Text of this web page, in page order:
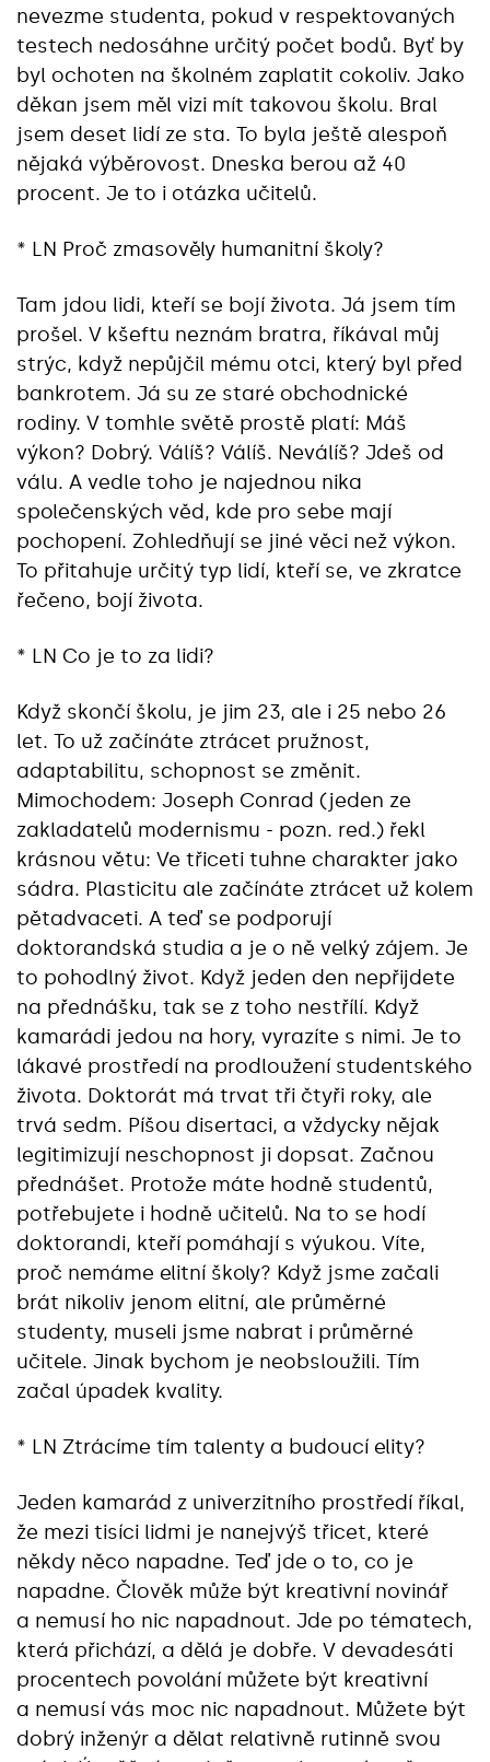
nevezme studenta, pokud v respektovaných
testech nedosáhne určitý počet bodů. Byť by
byl ochoten na školném zaplatit cokoliv. Jako
děkan jsem měl vizi mít takovou školu. Bral
jsem deset lidí ze sta. To byla ještě alespoň
nějaká výběrovost. Dneska berou až 40
procent. Je to i otázka učitelů.
* LN Proč zmasověly humanitní školy?
Tam jdou lidi, kteří se bojí života. Já jsem tím
prošel. V kšeftu neznám bratra, říkával můj
strýc, když nepůjčil mému otci, který byl před
bankrotem. Já su ze staré obchodnické
rodiny. V tomhle světě prostě platí: Máš
výkon? Dobrý. Válíš? Válíš. Neválíš? Jdeš od
válu. A vedle toho je najednou nika
společenských věd, kde pro sebe mají
pochopení. Zohledňují se jiné věci než výkon.
To přitahuje určitý typ lidí, kteří se, ve zkratce
řečeno, bojí života.
* LN Co je to za lidi?
Když skončí školu, je jim 23, ale i 25 nebo 26
let. To už začínáte ztrácet pružnost,
adaptabilitu, schopnost se změnit.
Mimochodem: Joseph Conrad (jeden ze
zakladatelů modernismu - pozn. red.) řekl
krásnou větu: Ve třiceti tuhne charakter jako
sádra. Plasticitu ale začínáte ztrácet už kolem
pětadvaceti. A teď se podporují
doktorandská studia a je o ně velký zájem. Je
to pohodlný život. Když jeden den nepřijdete
na přednášku, tak se z toho nestřílí. Když
kamarádi jedou na hory, vyrazíte s nimi. Je to
lákavé prostředí na prodloužení studentského
života. Doktorát má trvat tři čtyři roky, ale
trvá sedm. Píšou disertaci, a vždycky nějak
legitimizují neschopnost ji dopsat. Začnou
přednášet. Protože máte hodně studentů,
potřebujete i hodně učitelů. Na to se hodí
doktorandi, kteří pomáhají s výukou. Víte,
proč nemáme elitní školy? Když jsme začali
brát nikoliv jenom elitní, ale průměrné
studenty, museli jsme nabrat i průměrné
učitele. Jinak bychom je neobsloužili. Tím
začal úpadek kvality.
* LN Ztrácíme tím talenty a budoucí elity?
Jeden kamarád z univerzitního prostředí říkal,
že mezi tisíci lidmi je nanejvýš třicet, které
někdy něco napadne. Teď jde o to, co je
napadne. Člověk může být kreativní novinář
a nemusí ho nic napadnout. Jde po tématech,
která přichází, a dělá je dobře. V devadesáti
procentech povolání můžete být kreativní
a nemusí vás moc nic napadnout. Můžete být
dobrý inženýr a dělat relativně rutinně svou